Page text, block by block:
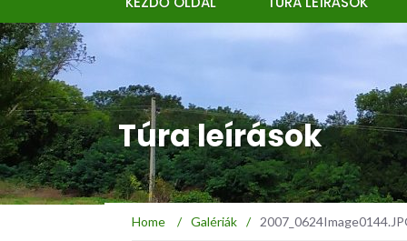
Túra leírások
Home / Galériák /